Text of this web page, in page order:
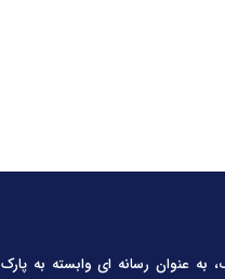
به عنوان رسانه ای وابسته به پارک